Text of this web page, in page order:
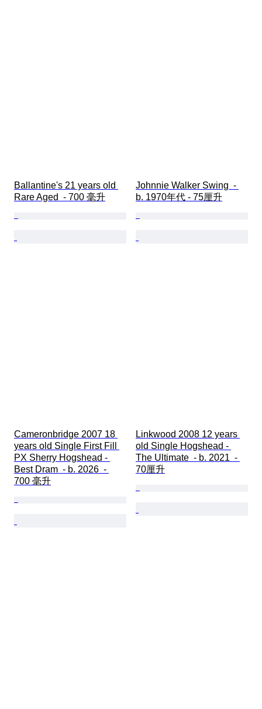
Ballantine's 21 years old
Rare Aged  - 700 毫升
Johnnie Walker Swing  -
b. 1970年代 - 75厘升
Cameronbridge 2007 18
years old Single First Fill
PX Sherry Hogshead -
Best Dram  - b. 2026  -
700 毫升
Linkwood 2008 12 years
old Single Hogshead -
The Ultimate  - b. 2021  -
70厘升